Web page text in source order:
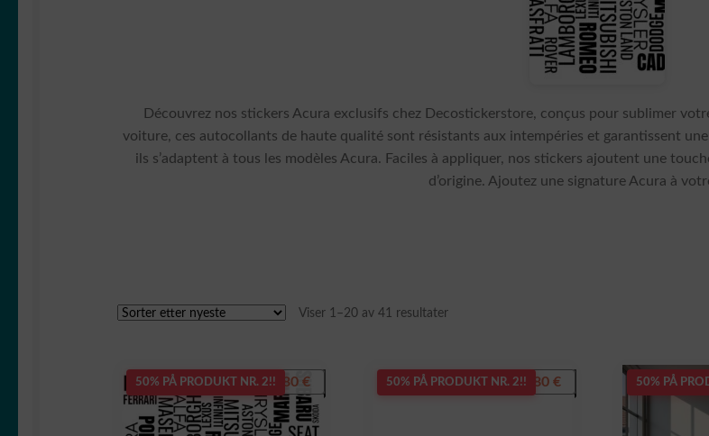
Découvrez nos stickers Acura exclusifs chez Decostickerstore, conçus pour sublimer
voiture, ces autocollants de haute qualité sont résistants aux intempéries et garantissent
ils s’adaptent à tous les modèles Acura. Faciles à appliquer, nos stickers ajoutent une
d’origine. Ajoutez une signature Acura à
Viser 1–20 av 41 resultaterSortert
50% PÅ PRODUKT NR. 2!!7,80€ 50% PÅ PRODUKT NR. 2!!7,80 € 50% PÅ